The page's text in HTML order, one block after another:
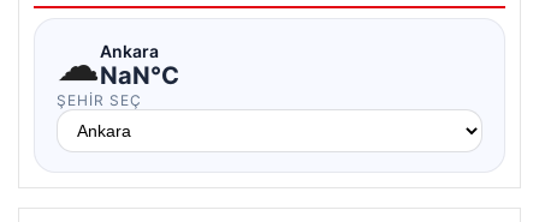
☁Ankara
NaN°C
ŞEHIR SEÇ